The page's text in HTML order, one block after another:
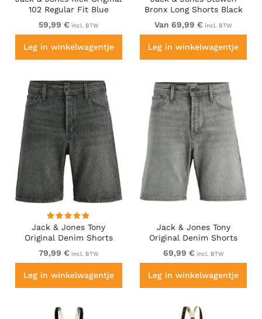
102 Regular Fit Blue
59,99 € incl. BTW
Leg in winkelwagentje
Bronx Long Shorts Black
Van 69,99 € incl. BTW
Leg in winkelwagentje
Jack & Jones Tony
Original Denim Shorts
Black
79,99 € incl. BTW
Leg in winkelwagentje
Jack & Jones Tony
Original Denim Shorts
Grey
69,99 € incl. BTW
Leg in winkelwagentje